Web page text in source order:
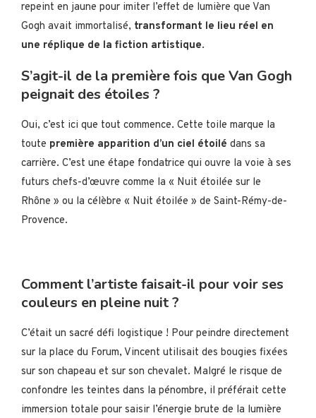
repeint en jaune pour imiter l’effet de lumière que Van
Gogh avait immortalisé, transformant le lieu réel en
une réplique de la fiction artistique.
S’agit-il de la première fois que Van Gogh
peignait des étoiles ?
Oui, c’est ici que tout commence. Cette toile marque la
toute première apparition d’un ciel étoilé dans sa
carrière. C’est une étape fondatrice qui ouvre la voie à ses
futurs chefs-d’œuvre comme la « Nuit étoilée sur le
Rhône » ou la célèbre « Nuit étoilée » de Saint-Rémy-de-
Provence.
Comment l’artiste faisait-il pour voir ses
couleurs en pleine nuit ?
C’était un sacré défi logistique ! Pour peindre directement
sur la place du Forum, Vincent utilisait des bougies fixées
sur son chapeau et sur son chevalet. Malgré le risque de
confondre les teintes dans la pénombre, il préférait cette
immersion totale pour saisir l’énergie brute de la lumière